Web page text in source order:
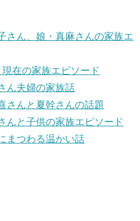
さん、娘・真麻さんの家族エ
在の家族エピソード
ん夫婦の家族話
さんと夏幹さんの話題
んと子供の家族エピソード
まつわる温かい話